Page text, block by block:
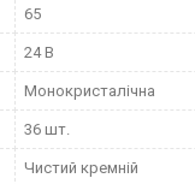
65
24 В
Монокристалічна
36 шт.
Чистий кремній